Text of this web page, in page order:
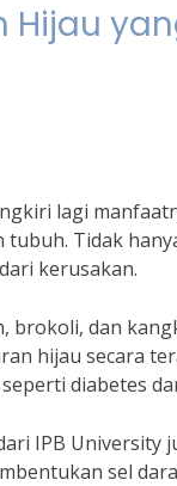
Hijau
lagi
Tidak
kerusakan.
brokoli, dan
hijau secara
diabetes
IPB University
sel